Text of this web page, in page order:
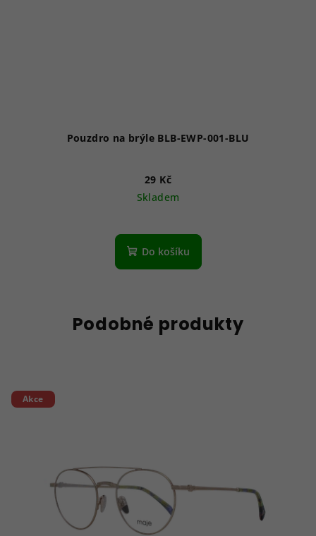
Pouzdro na brýle BLB-EWP-001-BLU
29 Kč
Skladem
Do košíku
Podobné produkty
Akce